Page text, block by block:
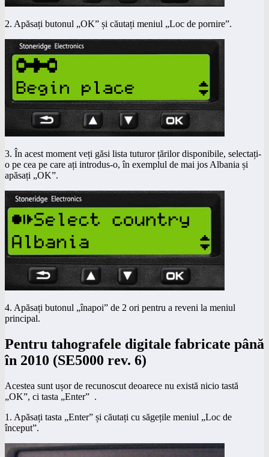
2. Apăsați butonul „OK” și căutați meniul „Loc de pornire”.
3. În acest moment veți găsi lista tuturor țărilor disponibile, selectați-
o pe cea pe care ați introdus-o, în exemplul de mai jos Albania și
apăsați „OK”.
4. Apăsați butonul „înapoi” de 2 ori pentru a reveni la meniul
principal.
Pentru tahografele digitale fabricate până
în 2010 (SE5000 rev. 6)
Acestea sunt ușor de recunoscut deoarece nu există nicio tastă
„OK”, ci tasta „Enter” .
1. Apăsați tasta „Enter” și căutați cu săgețile meniul „Loc de
început”.